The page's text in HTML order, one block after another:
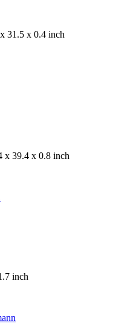
31.5 x 0.4 inch
x 39.4 x 0.8 inch
inch